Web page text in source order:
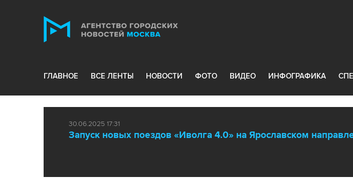
ГЛАВНОЕ ВСЕ ЛЕНТЫ НОВОСТИ ФОТО ВИДЕО ИНФОГРАФИКА
30.06.2025 17:31
Запуск новых поездов «Иволга 4.0» на Ярославском